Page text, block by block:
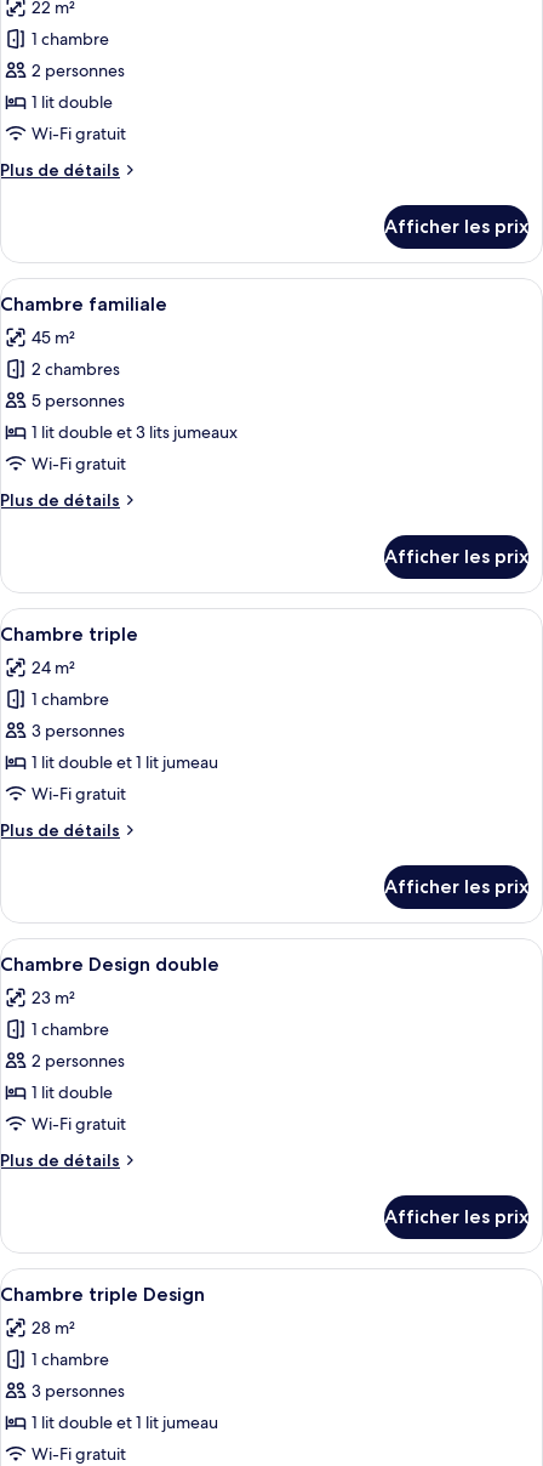
people)
(5
people)
les
photos
pour
ce
type
chambre :
double
22 m²
1 chambre
2 personnes
1 lit double
Wi-Fi gratuit
Plus de détails
Plus
Chambre
Prestige
double
Afficher les prix
Afficher
toutes
les
photos
pour
ce
type
chambre :
Une chambre moderne avec deux
11
Chambre familiale
45 m²
2 chambres
5 personnes
1 lit double et 3 lits jumeaux
Wi-Fi gratuit
Plus de détails
Plus
Chambre
familiale
Afficher les prix
Afficher
toutes
les
photos
pour
ce
type
chambre :
Une chambre moderne comprenant
23
Chambre triple
24 m²
1 chambre
3 personnes
1 lit double et 1 lit jumeau
Wi-Fi gratuit
Plus de détails
Plus
Chambre
triple
Afficher les prix
Afficher
toutes
les
photos
pour
ce
type
chambre :
double
Une chambre d’hôtel avec un lit,
13
Chambre Design double
23 m²
1 chambre
2 personnes
1 lit double
Wi-Fi gratuit
Plus de détails
Plus
Chambre
Design
double
Afficher les prix
Afficher
toutes
les
photos
pour
ce
type
Une chambre d’hôtel avec deux lits,
14
Chambre triple Design
28 m²
1 chambre
3 personnes
1 lit double et 1 lit jumeau
Wi-Fi gratuit